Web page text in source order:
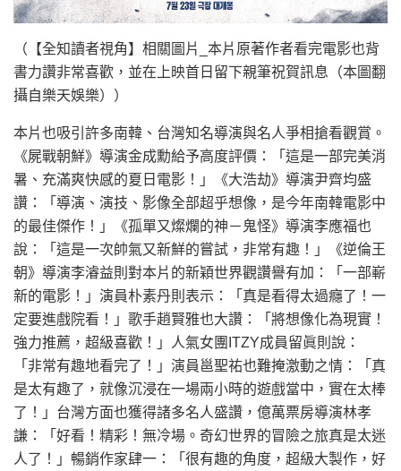
（【全知讀者視角】相關圖片_本片原著作者看完電影也背
書力讚非常喜歡，並在上映首日留下親筆祝賀訊息（本圖翻
攝自樂天娛樂））
本片也吸引許多南韓、台灣知名導演與名人爭相搶看觀賞。
《屍戰朝鮮》導演金成勳給予高度評價：「這是一部完美消
暑、充滿爽快感的夏日電影！」《大浩劫》導演尹齊均盛
讚：「導演、演技、影像全部超乎想像，是今年南韓電影中
的最佳傑作！」《孤單又燦爛的神－鬼怪》導演李應福也
說：「這是一次帥氣又新鮮的嘗試，非常有趣！」《逆倫王
朝》導演李濬益則對本片的新穎世界觀讚譽有加：「一部嶄
新的電影！」演員朴素丹則表示：「真是看得太過癮了！一
定要進戲院看！」歌手趙賢雅也大讚：「將想像化為現實！
強力推薦，超級喜歡！」人氣女團ITZY成員留眞則說：
「非常有趣地看完了！」演員邕聖祐也難掩激動之情：「真
是太有趣了，就像沉浸在一場兩小時的遊戲當中，實在太棒
了！」台灣方面也獲得諸多名人盛讚，億萬票房導演林孝
謙：「好看！精彩！無冷場。奇幻世界的冒險之旅真是太迷
人了！」暢銷作家肆一：「很有趣的角度，超級大製作，好